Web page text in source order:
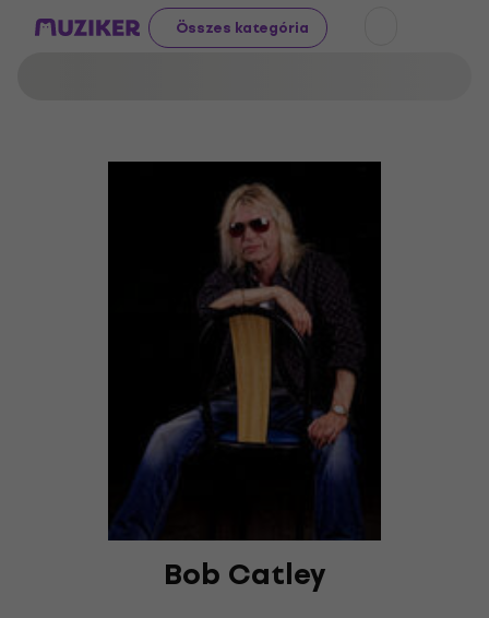
Összes kategória
Bob Catley